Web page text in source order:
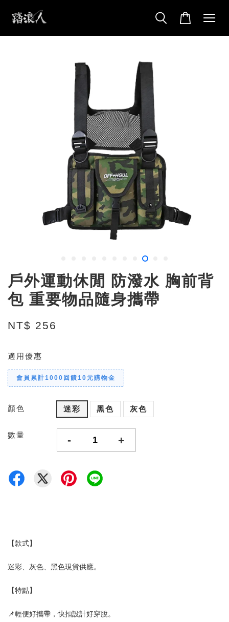
戶外運動休閒 防潑水 胸前背
包 重要物品隨身攜帶
NT$ 256
適用優惠
會員累計1000回饋10元購物金
顏色 迷彩 黑色 灰色
數量 - +
【款式】
迷彩、灰色、黑色現貨供應。
【特點】
📌輕便好攜帶，快扣設計好穿脫。